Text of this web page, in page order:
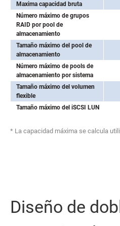
Maxima capacidad bruta
Número máximo de grupos
RAID por pool de
almacenamiento
Tamaño máximo del pool de
almacenamiento
Número máximo de pools de
almacenamiento por sistema
Tamaño máximo del volumen
flexible
Tamaño máximo del iSCSI LUN
* La capacidad máxima se calcula
Diseño de